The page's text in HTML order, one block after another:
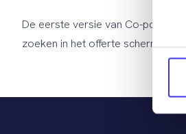
De eerste versie van Co-polis
zoeken in het offerte scherm of